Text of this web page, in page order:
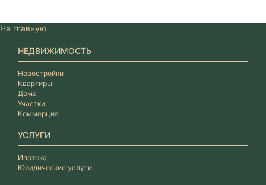
На главную
НЕДВИЖИМОСТЬ
Новостройки
Квартиры
Дома
Участки
Коммерция
УСЛУГИ
Ипотека
Юридические услуги